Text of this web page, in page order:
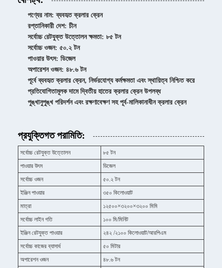
পণ্যের নাম: ব্যবহৃত ক্রলার ক্রেন
রপ্তানিকারী দেশ: চীন
সর্বোচ্চ রেটযুক্ত উত্তোলন ক্ষমতা: ৮৫ টন
সর্বোচ্চ ওজন: ৫০.২ টন
পাওয়ার উৎস: ডিজেল
অপারেশন ওজন: ৪৮.৬ টন
পূর্বে ব্যবহৃত ক্রলার ক্রেন, নির্ভরযোগ্য কর্মক্ষমতা এবং স্থায়িত্ব নিশ্চিত করে
প্রতিযোগিতামূলক দামে দ্বিতীয় হাতের ক্রলার ক্রেন উপলব্ধ
পুঙ্খানুপুঙ্খ পরিদর্শন এবং রক্ষণাবেক্ষণ সহ পূর্ব-মালিকানাধীন ক্রলার ক্রেন
প্রযুক্তিগত পরামিতি:
সর্বোচ্চ রেটযুক্ত উত্তোলন
৮৫ টন
পাওয়ার উৎস
ডিজেল
সর্বোচ্চ ওজন
৫০.২ টন
ইঞ্জিন পাওয়ার
৩৫০ কিলোওয়াট
মাত্রা
১২৫০০×৩২০০×৩২০০ মিমি
সর্বোচ্চ লাইন গতি
১০০ মি/মিনিট
ইঞ্জিন রেটযুক্ত পাওয়ার
২৪২ /২১০০ কিলোওয়াট/আরপিএম
সর্বোচ্চ কাজের ব্যাসার্ধ
৫০ মিটার
অপারেশন ওজন
৪৮.৬ টন